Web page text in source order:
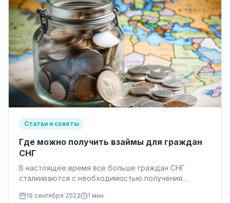
Статьи и советы
Где можно получить взаймы для граждан
СНГ
В настоящее время все больше граждан СНГ
сталкиваются с необходимостью получения
19 сентября 2023 1 мин